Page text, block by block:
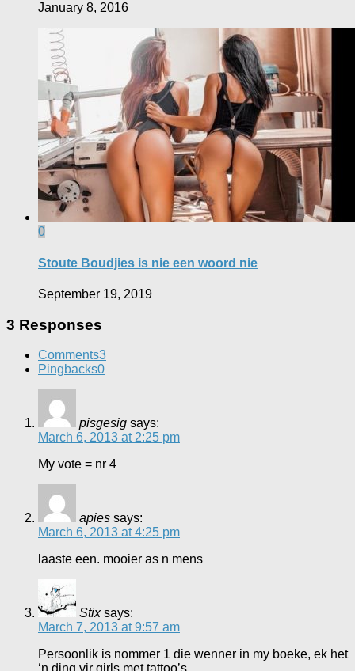
January 8, 2016
0
Stoute Boudjies is nie een woord nie
September 19, 2019
3 Responses
Comments3
Pingbacks0
pisgesig says:
March 6, 2013 at 2:25 pm
My vote = nr 4
apies says:
March 6, 2013 at 4:25 pm
laaste een. mooier as n mens
Stix says:
March 7, 2013 at 9:57 am
Persoonlik is nommer 1 die wenner in my boeke, ek het